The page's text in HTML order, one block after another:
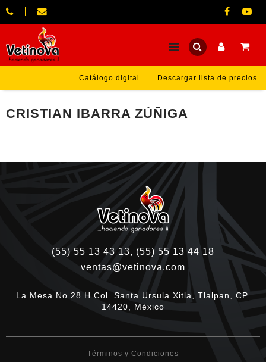
Catálogo digital Descargar lista de precios
CRISTIAN IBARRA ZÚÑIGA
(55) 55 13 43 13, (55) 55 13 44 18
ventas@vetinova.com
La Mesa No.28 H Col. Santa Ursula Xitla, Tlalpan, CP.
14420, México
Términos y Condiciones